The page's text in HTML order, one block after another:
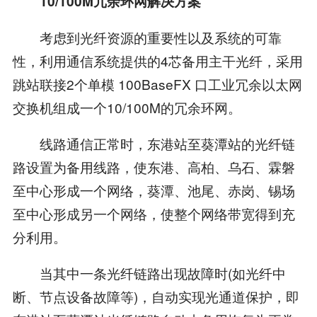
考虑到光纤资源的重要性以及系统的可靠
性，利用通信系统提供的4芯备用主干光纤，采用
跳站联接2个单模 100BaseFX 口工业冗余以太网
交换机组成一个10/100M的冗余环网。
线路通信正常时，东港站至葵潭站的光纤链
路设置为备用线路，使东港、高柏、乌石、霖磐
至中心形成一个网络，葵潭、池尾、赤岗、锡场
至中心形成另一个网络，使整个网络带宽得到充
分利用。
当其中一条光纤链路出现故障时(如光纤中
断、节点设备故障等)，自动实现光通道保护，即